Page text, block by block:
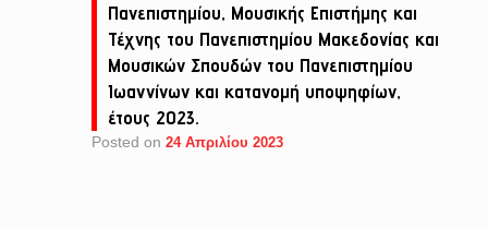
Πανεπιστηµίου, Μουσικής Επιστήµης και
Τέχνης του Πανεπιστηµίου Μακεδονίας και
Μουσικών Σπουδών του Πανεπιστηµίου
Ιωαννίνων και κατανομή υποψηφίων,
έτους 2023.
Posted on 24 Απριλίου 2023